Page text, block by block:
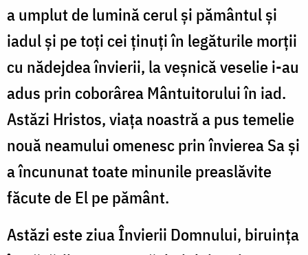
a umplut de lumină cerul și pământul și
iadul și pe toți cei ținuți în legăturile morții
cu nădejdea învierii, la veșnică veselie i-au
adus prin coborârea Mântuitorului în iad.
Astăzi Hristos, viața noastră a pus temelie
nouă neamului omenesc prin învierea Sa și
a încununat toate minunile preaslăvite
făcute de El pe pământ.
Astăzi este ziua Învierii Domnului, biruința